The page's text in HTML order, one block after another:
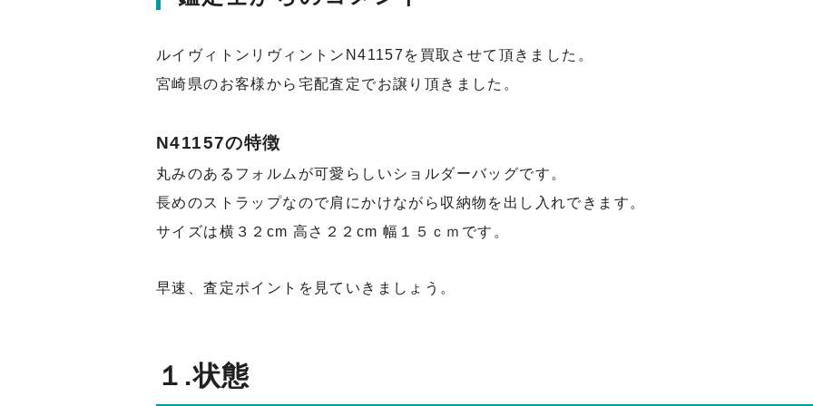
ルイヴィトンリヴィントンN41157を買取させて頂きました。
宮崎県のお客様から宅配査定でお譲り頂きました。
N41157の特徴
丸みのあるフォルムが可愛らしいショルダーバッグです。
長めのストラップなので肩にかけながら収納物を出し入れできます。
サイズは横３２cm 高さ２２cm 幅１５ｃｍです。
早速、査定ポイントを見ていきましょう。
１.状態